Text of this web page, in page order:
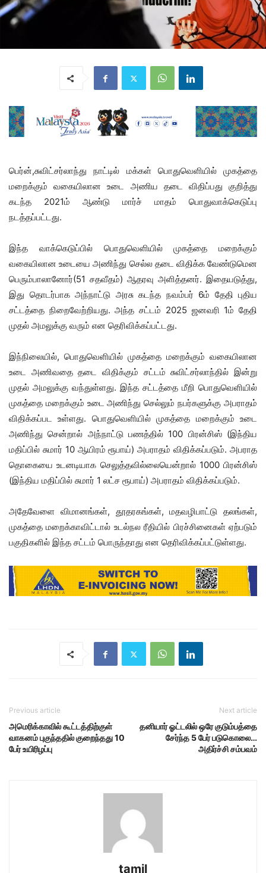
பெர்ன்,சுவிட்சர்லாந்து நாட்டில் மக்கள் பொதுவெளியில் முகத்தை
மறைக்கும் வகையிலான உடை அணிய தடை விதிப்பது குறித்து
கடந்த 2021ம் ஆண்டு மார்ச் மாதம் பொதுவாக்கெடுப்பு
நடத்தப்பட்டது.
இந்த வாக்கெடுப்பில் பொதுவெளியில் முகத்தை மறைக்கும்
வகையிலான உடையை அணிந்து செல்ல தடை விதிக்க வேண்டுமென
பெரும்பாலானோர்(51 சதவீதம்) ஆதரவு அளித்தனர். இதையடுத்து,
இது தொடர்பாக அந்நாட்டு அரசு கடந்த நவம்பர் 6ம் தேதி புதிய
சட்டத்தை நிறைவேற்றியது. அந்த சட்டம் 2025 ஜனவரி 1ம் தேதி
முதல் அமலுக்கு வரும் என தெரிவிக்கப்பட்டது.
இந்நிலையில், பொதுவெளியில் முகத்தை மறைக்கும் வகையிலான
உடை அணிவதை தடை விதிக்கும் சட்டம் சுவிட்சர்லாந்தில் இன்று
முதல் அமலுக்கு வந்துள்ளது. இந்த சட்டத்தை மீறி பொதுவெளியில்
முகத்தை மறைக்கும் உடை அணிந்து செல்லும் நபர்களுக்கு அபராதம்
விதிக்கப்பட உள்ளது. பொதுவெளியில் முகத்தை மறைக்கும் உடை
அணிந்து சென்றால் அந்நாட்டு பணத்தில் 100 பிரன்சிஸ் (இந்திய
மதிப்பில் சுமார் 10 ஆயிரம் ரூபாய்) அபராதம் விதிக்கப்படும். அபராத
தொகையை உடனடியாக செலுத்தவில்லையென்றால் 1000 பிரன்சிஸ்
(இந்திய மதிப்பில் சுமார் 1 லட்ச ரூபாய்) அபராதம் விதிக்கப்படும்.
அதேவேளை விமானங்கள், தூதரகங்கள், மதவழிபாட்டு தலங்கள்,
முகத்தை மறைக்காவிட்டால் உடல்நல ரீதியில் பிரச்சினைகள் ஏற்படும்
பகுதிகளில் இந்த சட்டம் பொருந்தாது என தெரிவிக்கப்பட்டுள்ளது.
Previous article
அமெரிக்காவில் கூட்டத்திற்குள்
வாகனம் புகுந்ததில் குறைந்தது 10
பேர் உயிரிழப்பு
Next article
தனியார் ஓட்டலில் ஒரே குடும்பத்தை
சேர்ந்த 5 பேர் படுகொலை…
அதிர்ச்சி சம்பவம்
tamil